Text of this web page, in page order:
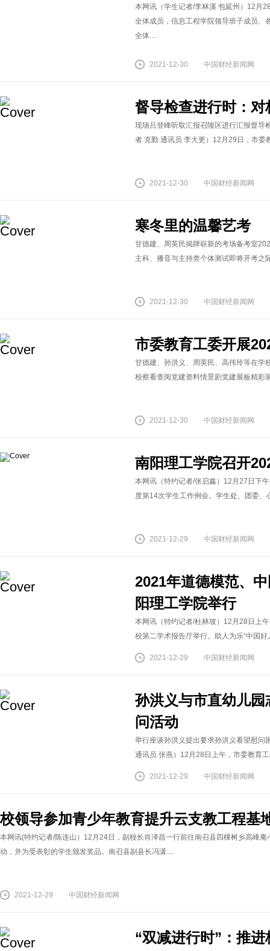
本网讯（学生记者/李林溪 包延州）12月
全体成员，信息工程学院领导班子成员、
全体....
2021-12-30 中国财经新闻网
督导检查进行时：
现场吕登峰听取汇报召陵区进行汇报督导
者 克勤 通讯员 李大更）12月29日，市委
2021-12-30 中国财经新闻网
寒冬里的温馨艺考
甘德建、周英民揭牌崭新的考场备考室
主科、播音与主持类个体测试即将开考之
2021-12-30 中国财经新闻网
市委教育工委开展
甘德建、孙洪义、周英民、高伟玲等在学
校察看查阅党建资料情景剧党建展板精彩
2021-12-30 中国财经新闻网
南阳理工学院召开
本网讯（特约记者/张启鑫）12月27日下
度第14次学生工作例会。学生处、团委
2021-12-29 中国财经新闻网
2021年道德模范、
阳理工学院举行
本网讯（特约记者/杜林坡）12月28日上
校第二学术报告厅举行。助人为乐“中国
2021-12-29 中国财经新闻网
孙洪义与市直幼儿
问活动
举行座谈孙洪义提出要求孙洪义看望慰问
通讯员 张燕）12月28日上午，市委教育
2021-12-29 中国财经新闻网
校领导参加青少年教育提升云支教工程基
本网讯(特约记者/陈连山）12月24日，副校长肖泽昌一行前往南召县四棵树乡高峰
动，并为受表彰的学生颁发奖品。南召县副县长冯潇....
2021-12-29 中国财经新闻网
“双减进行时”：推